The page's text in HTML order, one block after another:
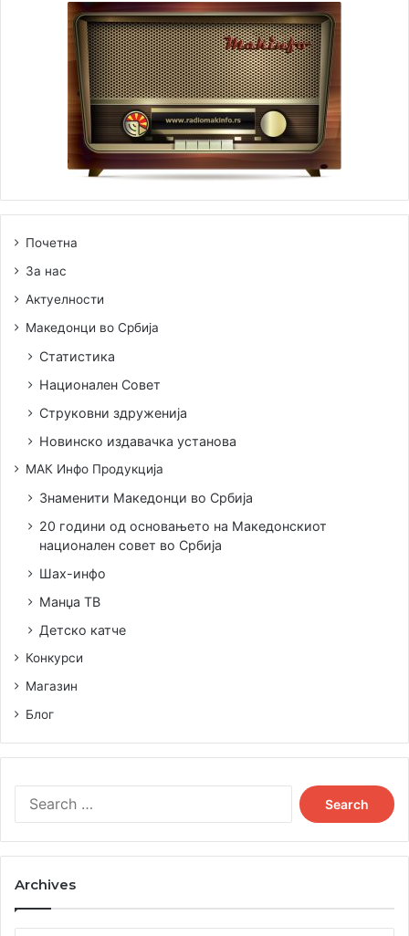
Почетна
За нас
Актуелности
Македонци во Србија
Статистика
Национален Совет
Струковни здруженија
Новинско издавачка установа
МАК Инфо Продукција
Знаменити Македонци во Србија
20 години од основањето на Македонскиот
национален совет во Србија
Шах-инфо
Манџа ТВ
Детско катче
Конкурси
Магазин
Блог
Search
for:
Archives